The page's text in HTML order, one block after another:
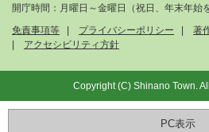
開庁時間：月曜日～金曜日（祝日、年末年始
免責事項等
プライバシーポリシー 著
アクセシビリティ方針
Copyright (C) Shinano Town.
PC表示